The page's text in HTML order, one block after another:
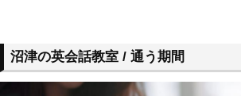
沼津の英会話教室 / 通う期間